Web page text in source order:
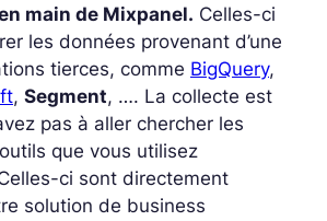
main de Mixpanel. Celles-ci
les données provenant d’une
tierces, comme BigQuery,
, Segment, …. La collecte est
pas à aller chercher les
que vous utilisez
ci sont directement
solution de business